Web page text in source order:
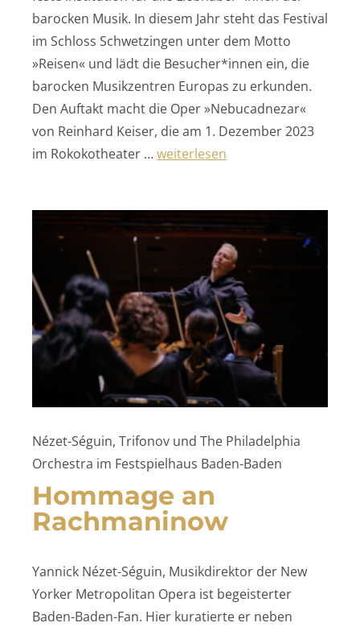
barocken Musik. In diesem Jahr steht das Festival
im Schloss Schwetzingen unter dem Motto
»Reisen« und lädt die Besucher*innen ein, die
barocken Musikzentren Europas zu erkunden.
Den Auftakt macht die Oper »Nebucadnezar«
von Reinhard Keiser, die am 1. Dezember 2023
im Rokokotheater …„Eine musikalische Reise
weiterlesen
Nézet-Séguin, Trifonov und The Philadelphia
Orchestra im Festspielhaus Baden-Baden
Hommage an
Rachmaninow
Yannick Nézet-Séguin, Musikdirektor der New
Yorker Metropolitan Opera ist begeisterter
Baden-Baden-Fan. Hier kuratierte er neben